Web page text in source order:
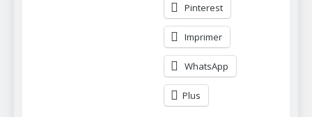
Pinterest
Imprimer
WhatsApp
Plus